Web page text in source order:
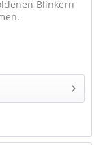
Blinkern